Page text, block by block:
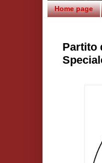
Home page
Partito